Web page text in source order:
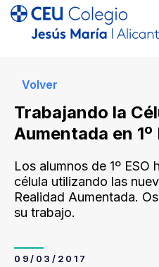
Volver
Trabajando la
Aumentada en 1º
Los alumnos de 1º
célula utilizando las
Realidad Aumentada.
su trabajo.
09/03/2017